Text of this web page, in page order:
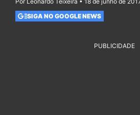
SIGA NO GOOGLE NEWS
PUBLICIDADE